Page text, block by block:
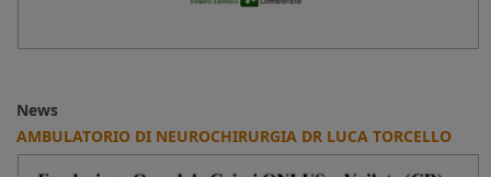
News
AMBULATORIO DI NEUROCHIRURGIA DR LUCA TORCELLO